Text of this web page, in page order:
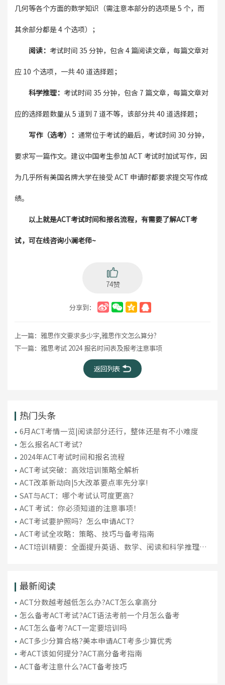
几何等各个方面的数学知识（需注意本部分的选项是 5 个，而
其余部分都是 4 个选项）；
阅读： 考试时间 35 分钟，包含 4 篇阅读文章，每篇文章对
应 10 个选项，一共 40 道选择题；
科学推理： 考试时间 35 分钟，包含 7 篇文章，每篇文章对
应的选择题数量从 5 道到 7 道不等，该部分共 40 道选择题；
写作（选考）： 通常位于考试的最后，考试时间 30 分钟，
要求写一篇作文。建议中国考生参加 ACT 考试时加试写作，因
为几乎所有美国名牌大学在接受 ACT 申请时都要求提交写作成
绩。
以上就是ACT考试时间和报名流程，有需要了解ACT考
试，可在线咨询小澜老师~
74赞
分享到：
上一篇： 雅思作文要求多少字,雅思作文怎么算分?
下一篇： 雅思考试 2024 报名时间表及报考注意事项
返回列表
热门头条
6月ACT考情一览|阅读部分还行，整体还是有不小难度
怎么报名ACT考试？
2024年ACT考试时间和报名流程
ACT考试突破：高效培训策略全解析
ACT改革新动向|5大改革要点率先分享!
SAT与ACT：哪个考试认可度更高？
ACT 考试：你必须知道的注意事项！
ACT考试要护照吗？怎么申请ACT？
ACT考试全攻略：策略、技巧与备考指南
ACT培训精要：全面提升英语、数学、阅读和科学推理能
最新阅读
ACT分数越考越低怎么办?ACT怎么拿高分
怎么备考ACT考试?ACT语法考前一个月怎么备考
ACT怎么备考?ACT一定要培训吗
ACT多少分算合格?美本申请ACT考多少算优秀
考ACT该如何提分?ACT高分备考指南
ACT备考注意什么?ACT备考技巧